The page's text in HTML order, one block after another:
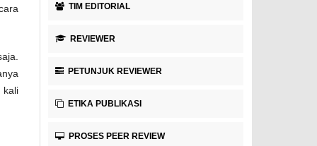
kali
TIM EDITORIAL
REVIEWER
PETUNJUK REVIEWER
ETIKA PUBLIKASI
PROSES PEER REVIEW